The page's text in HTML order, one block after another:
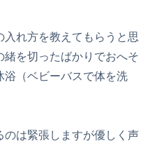
れ方を教えてもらうと思
緒を切ったばかりでおへそ
浴（ベビーバスで体を洗
は緊張しますが優しく声